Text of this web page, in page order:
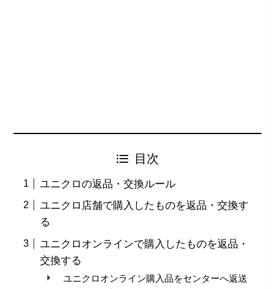
目次
ユニクロの返品・交換ルール
ユニクロ店舗で購入したものを返品・交換す
る
ユニクロオンラインで購入したものを返品・
交換する
ユニクロオンライン購入品をセンターへ返送